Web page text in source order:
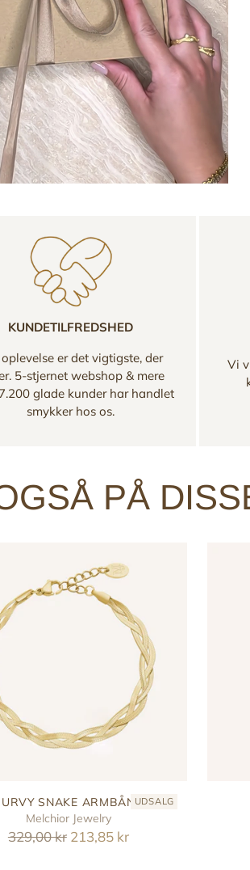
KUNDETILFREDSHED
er det vigtigste, der
5-stjernet webshop & mere
glade kunder har handlet
smykker hos os.
Vi
PÅ
SNAKE ARMBÅNDUDSALG
Melchior Jewelry
Reguler
329,00 kr 213,85 kr